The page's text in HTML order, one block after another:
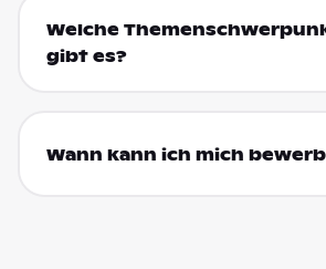
Welche
gibt es?
Wann kann ich mich